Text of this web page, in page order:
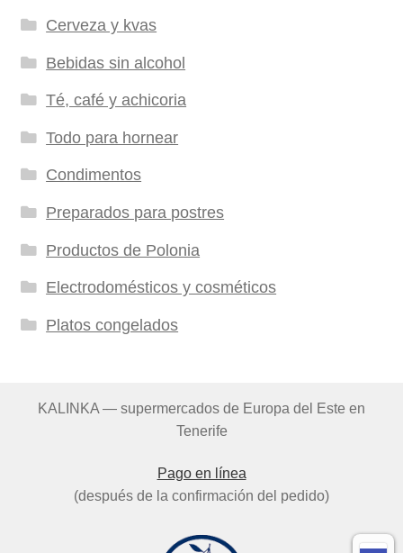
Cerveza y kvas
Bebidas sin alcohol
Té, café y achicoria
Todo para hornear
Condimentos
Preparados para postres
Productos de Polonia
Electrodomésticos y cosméticos
Platos congelados
KALINKA — supermercados de Europa del Este en
Tenerife
Pago en línea
(después de la confirmación del pedido)